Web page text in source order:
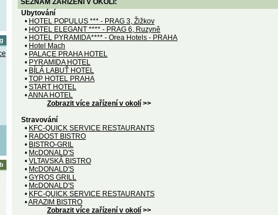
SEZNAM ZAŘÍZENÍ V OKOLÍ:
Ubytování
• HOTEL POPULUS *** - PRAG 3, Žižkov
• HOTEL ELEGANT **** - PRAG 6, Ruzyně
• HOTEL PYRAMIDA**** - Orea Hotels - PRAHA
• Hotel Mach
• PALACE PRAHA HOTEL
• PYRAMIDA HOTEL
• BÍLÁ LABUŤ HOTEL
• TOP HOTEL PRAHA
• START HOTEL
•ANNA HOTEL
Zobrazit více zařízení v okolí >>
Stravování
• KFC-QUICK SERVICE RESTAURANTS
• RADOST BISTRO
• BISTRO-GRIL
• McDONALD'S
• VLTAVSKÁ BISTRO
• McDONALD'S
• GYROS GRILL
• McDONALD'S
• KFC-QUICK SERVICE RESTAURANTS
•ARAZIM BISTRO
Zobrazit více zařízení v okolí >>